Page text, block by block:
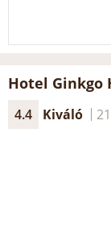
Hotel Ginkgo
4.4 Kiváló